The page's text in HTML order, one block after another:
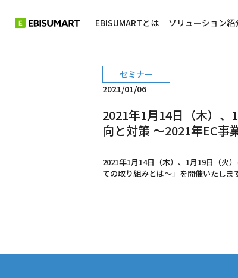
EBISUMARTとは ソリューション紹
セミナー
2021/01/06
2021年1月14日（木）
向と対策 ～2021年EC事
2021年1月14日（木）、1月19日（火
ての取り組みとは～」を開催いたします